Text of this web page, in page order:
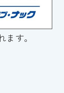
す。